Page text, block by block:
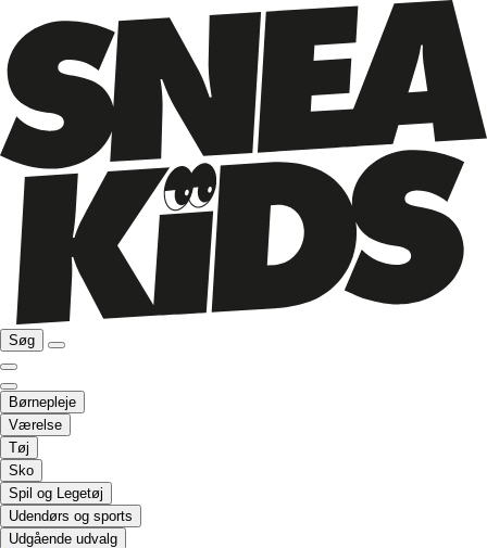
Søg
Børnepleje
Værelse
Tøj
Sko
Spil og Legetøj
Udendørs og sports
Udgående udvalg